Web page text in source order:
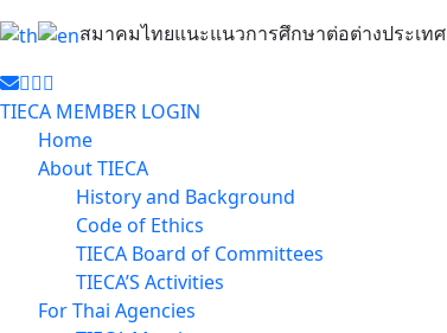
สมาคมไทยแนะแนวการศึกษาต่อต่างประเทศ
TIECA MEMBER LOGIN
Home
About TIECA
History and Background
Code of Ethics
TIECA Board of Committees
TIECA’S Activities
For Thai Agencies